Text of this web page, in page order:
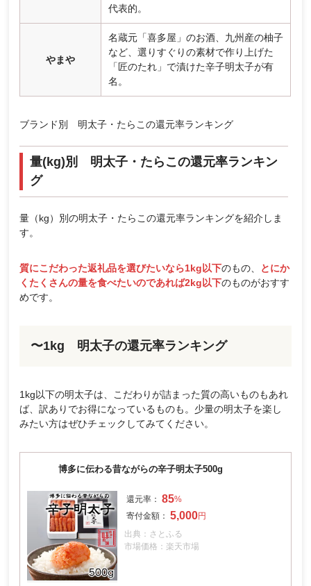
代表的。
やまや
名蔵元「喜多屋」のお酒、九州産の柚子
など、選りすぐりの素材で作り上げた
「匠のたれ」で漬けた辛子明太子が有
名。
ブランド別 明太子・たらこの還元率ランキング
量(kg)別 明太子・たらこの還元率ランキン
グ
量（kg）別の明太子・たらこの還元率ランキングを紹介しま
す。
質にこだわった返礼品を選びたいなら1kg以下のもの、 とにか
くたくさんの量を食べたいのであれば2kg以下のものがおすす
めです。
〜1kg 明太子の還元率ランキング
1kg以下の明太子は、こだわりが詰まった質の高いものもあれ
ば、訳ありでお得になっているものも。少量の明太子を楽し
みたい方はぜひチェックしてみてください。
博多に伝わる昔ながらの辛子明太子500g
85
5,000
出典：さとふる
市場価格：楽天市場